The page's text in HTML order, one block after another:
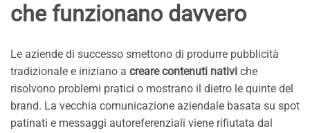
che funzionano davvero
Le aziende di successo smettono di produrre pubblicità
tradizionale e iniziano a creare contenuti nativi che
risolvono problemi pratici o mostrano il dietro le quinte del
brand. La vecchia comunicazione aziendale basata su spot
patinati e messaggi autoreferenziali viene rifiutata dal